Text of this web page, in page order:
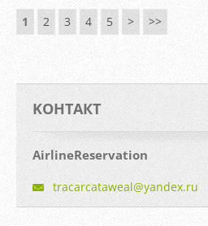
1 2 3 4 5 > >>
KOНТАКТ
AirlineReservation
tracarcataweal@yandex.ru